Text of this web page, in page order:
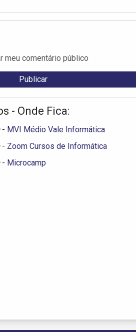
meu comentário público
- Onde Fica:
- MVI Médio Vale Informática
- Zoom Cursos de Informática
- Microcamp